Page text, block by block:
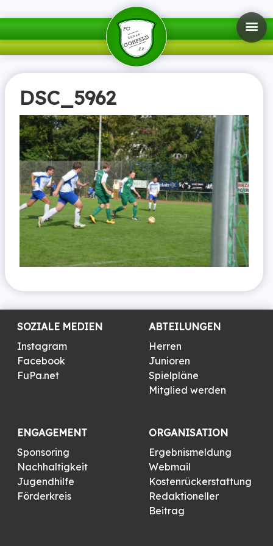
DSC_5962
SOZIALE MEDIEN
Instagram
Facebook
FuPa.net
ABTEILUNGEN
Herren
Junioren
Spielpläne
Mitglied werden
ENGAGEMENT
Sponsoring
Nachhaltigkeit
Jugendhilfe
Förderkreis
ORGANISATION
Ergebnismeldung
Webmail
Kostenrückerstattung
Redaktioneller
Beitrag